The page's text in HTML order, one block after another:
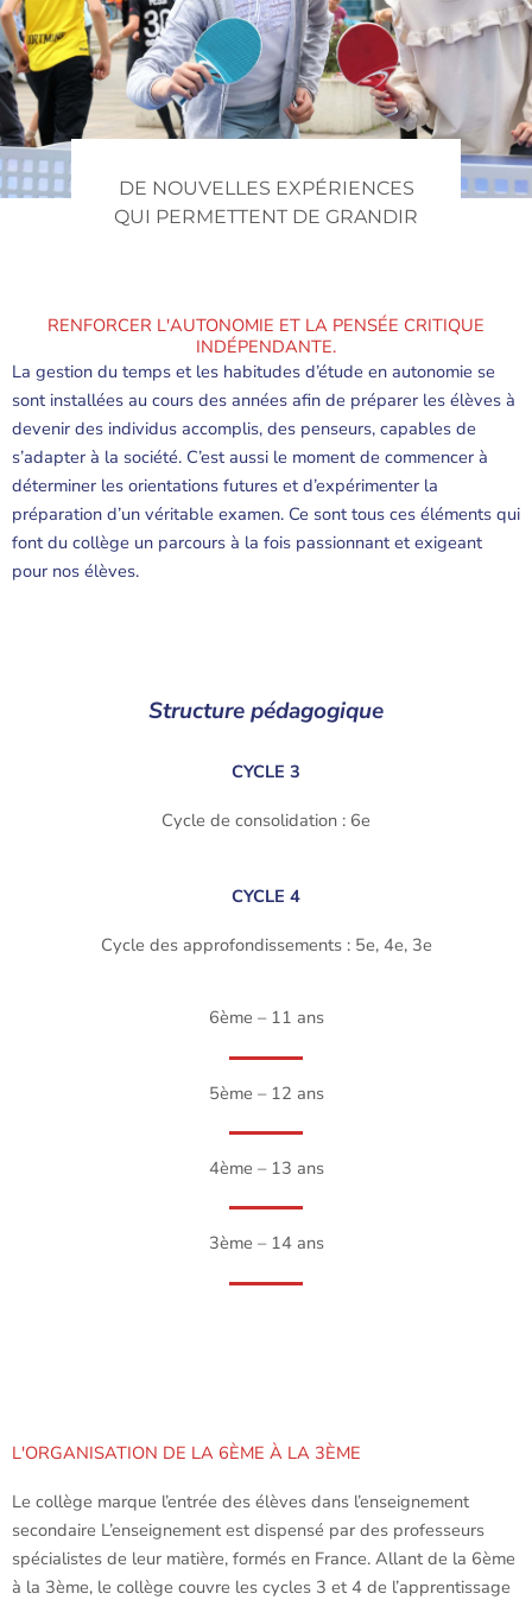
DE NOUVELLES EXPÉRIENCES
QUI PERMETTENT DE GRANDIR
RENFORCER L'AUTONOMIE ET LA PENSÉE CRITIQUE
INDÉPENDANTE.
La gestion du temps et les habitudes d’étude en autonomie se
sont installées au cours des années afin de préparer les élèves à
devenir des individus accomplis, des penseurs, capables de
s’adapter à la société. C’est aussi le moment de commencer à
déterminer les orientations futures et d’expérimenter la
préparation d’un véritable examen. Ce sont tous ces éléments qui
font du collège un parcours à la fois passionnant et exigeant
pour nos élèves.
Structure pédagogique
CYCLE 3
Cycle de consolidation : 6e
CYCLE 4
Cycle des approfondissements : 5e, 4e, 3e
6ème – 11 ans
5ème – 12 ans
4ème – 13 ans
3ème – 14 ans
L'ORGANISATION DE LA 6ÈME À LA 3ÈME
Le collège marque l’entrée des élèves dans l’enseignement
secondaire L’enseignement est dispensé par des professeurs
spécialistes de leur matière, formés en France. Allant de la 6ème
à la 3ème, le collège couvre les cycles 3 et 4 de l’apprentissage